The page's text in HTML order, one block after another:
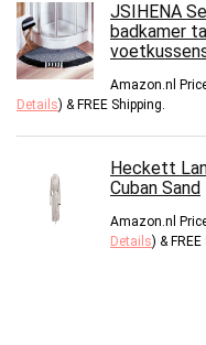
JSIHENA
badkamer
Amazon.nl
Details) & FREE Shipping.
Heckett
Cuban Sand
Amazon.nl
Details) &